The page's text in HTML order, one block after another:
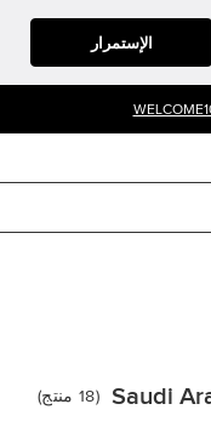
الإستمرار
(
18 منتج)